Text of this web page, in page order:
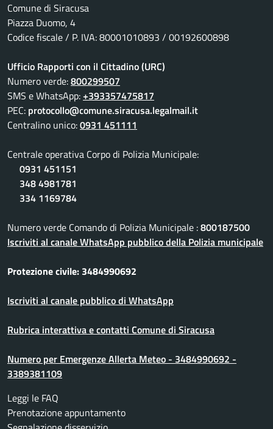
Comune di Siracusa
Piazza Duomo, 4
Codice fiscale / P. IVA: 80001010893 / 00192600898
Ufficio Rapporti con il Cittadino (URC)
Numero verde:800299507
SMS e WhatsApp:+393357475817
PEC: protocollo@comune.siracusa.legalmail.it
Centralino unico:0931 451111
Centrale operativa Corpo di Polizia Municipale:
0931 451151
348 4981781
334 1169784
Numero verde Comando di Polizia Municipale :800187500
Iscriviti al canale WhatsApp pubblico della Polizia municipale
Protezione civile: 3484990692
Iscriviti al canale pubblico di WhatsApp
Rubrica interattiva e contatti Comune di Siracusa
Numero per Emergenze Allerta Meteo - 3484990692 -
3389381109
Leggi le FAQ
Prenotazione appuntamento